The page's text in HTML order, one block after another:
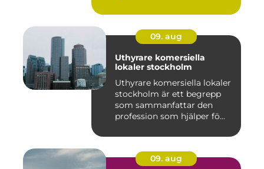
09. aug
Uthyrare komersiella
lokaler stockholm
Uthyrare komersiella lokaler
stockholm är ett begrepp
som sammanfattar den
profession som hjälper fö...
09. aug